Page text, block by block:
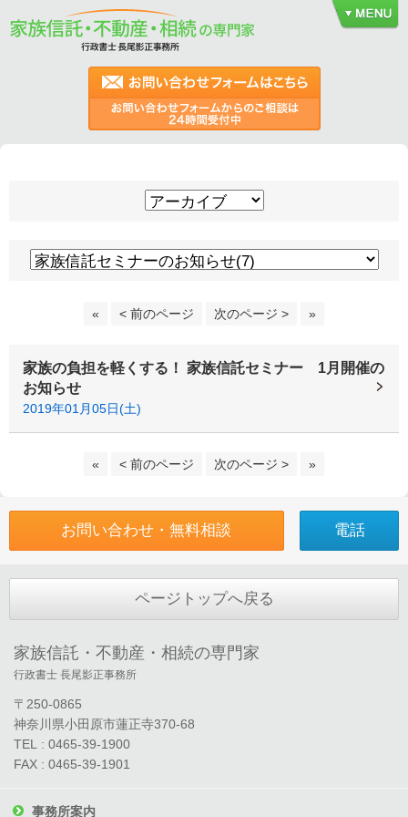
« < 前のページ 次のページ > »
家族の負担を軽くする！ 家族信託セミナー 1月開催の
お知らせ
2019年01月05日(土)
« < 前のページ 次のページ > »
お問い合わせ・無料相談 電話
ページトップへ戻る
家族信託・不動産・相続の専門家
行政書士 長尾影正事務所
〒250-0865
神奈川県小田原市蓮正寺370-68
TEL : 0465-39-1900
FAX : 0465-39-1901
事務所案内